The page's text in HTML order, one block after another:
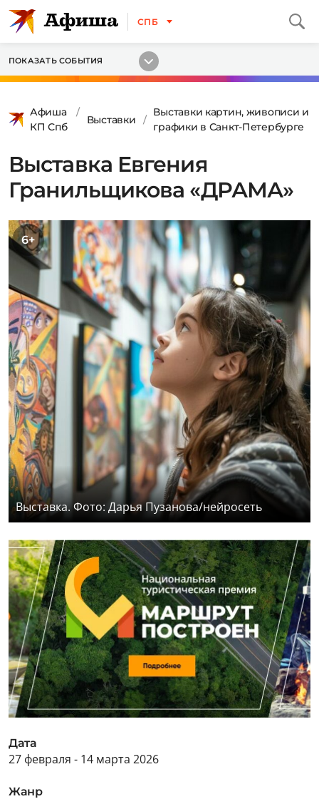
СПБ
ПОКАЗАТЬ СОБЫТИЯ
Афиша
КП Спб
Выставки
Выставки картин, живописи и
графики в Санкт-Петербурге
Выставка Евгения
Гранильщикова «ДРАМА»
6+
Выставка. Фото: Дарья Пузанова/нейросеть
Дата
27 февраля - 14 марта 2026
Жанр